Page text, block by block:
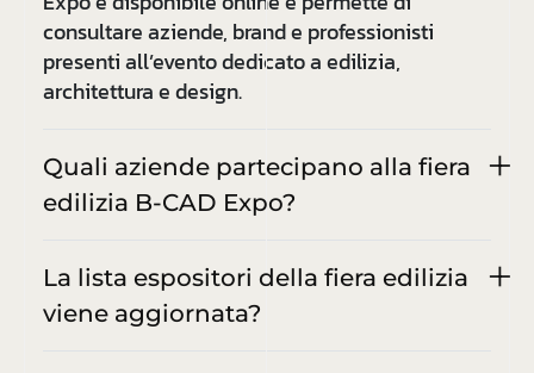
consultare aziende, brand e professionisti
presenti all’evento dedicato a edilizia,
architettura e design.
Quali aziende partecipano alla fiera
edilizia B-CAD Expo?
La lista espositori della fiera edilizia
viene aggiornata?